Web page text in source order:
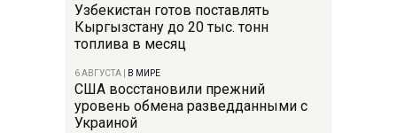
Узбекистан готов поставлять
Кыргызстану до 20 тыс. тонн
топлива в месяц
6 АВГУСТА В МИРЕ
США восстановили прежний
уровень обмена разведданными с
Украиной